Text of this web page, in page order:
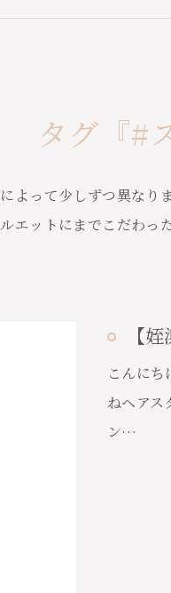
タグ『#
よって少しずつ異な
エットにまでこだわ
【
こんに
ねヘアス
ン…